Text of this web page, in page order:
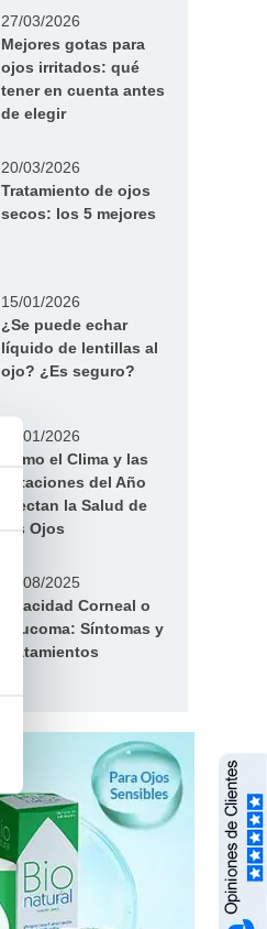
27/03/2026
Mejores gotas para
ojos irritados: qué
tener en cuenta antes
de elegir
20/03/2026
Tratamiento de ojos
secos: los 5 mejores
15/01/2026
¿Se puede echar
líquido de lentillas al
ojo? ¿Es seguro?
13/01/2026
Cómo el Clima y las
Estaciones del Año
Afectan la Salud de
tus Ojos
20/08/2025
Opacidad Corneal o
Leucoma: Síntomas y
Tratamientos